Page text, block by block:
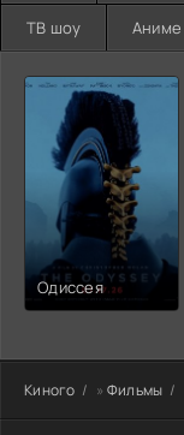
ТВ шоу Аниме
Одиссея
Киного » Фильмы